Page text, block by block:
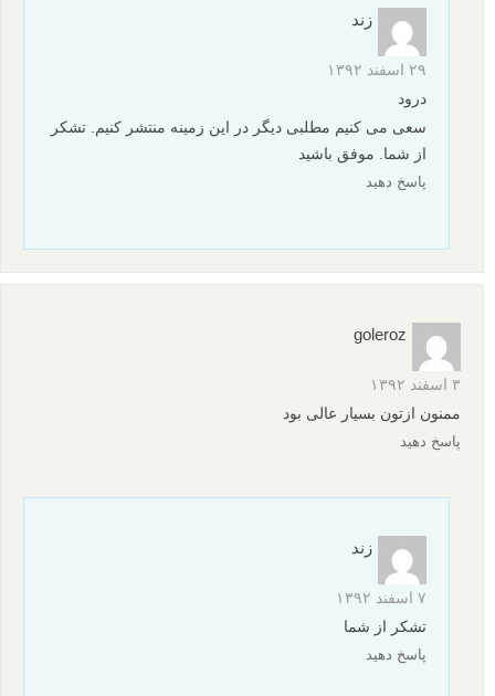
زند
۲۹ اسفند ۱۳۹۲
درود
سعی می کنیم مطلبی دیگر در این زمینه منتشر کنیم. تشکر
از شما. موفق باشید
پاسخ دهید
goleroz
۳ اسفند ۱۳۹۲
ممنون ازتون بسیار عالی بود
پاسخ دهید
زند
۷ اسفند ۱۳۹۲
تشکر از شما
پاسخ دهید